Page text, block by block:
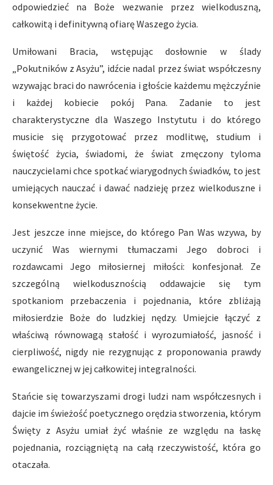
odpowiedzieć na Boże wezwanie przez wielkoduszną,
całkowitą i definitywną ofiarę Waszego życia.
Umiłowani Bracia, wstępując dosłownie w ślady
„Pokutników z Asyżu”, idźcie nadal przez świat współczesny
wzywając braci do nawrócenia i głoście każdemu mężczyźnie
i każdej kobiecie pokój Pana. Zadanie to jest
charakterystyczne dla Waszego Instytutu i do którego
musicie się przygotować przez modlitwę, studium i
świętość życia, świadomi, że świat zmęczony tyloma
nauczycielami chce spotkać wiarygodnych świadków, to jest
umiejących nauczać i dawać nadzieję przez wielkoduszne i
konsekwentne życie.
Jest jeszcze inne miejsce, do którego Pan Was wzywa, by
uczynić Was wiernymi tłumaczami Jego dobroci i
rozdawcami Jego miłosiernej miłości: konfesjonał. Ze
szczególną wielkodusznością oddawajcie się tym
spotkaniom przebaczenia i pojednania, które zbliżają
miłosierdzie Boże do ludzkiej nędzy. Umiejcie łączyć z
właściwą równowagą stałość i wyrozumiałość, jasność i
cierpliwość, nigdy nie rezygnując z proponowania prawdy
ewangelicznej w jej całkowitej integralności.
Stańcie się towarzyszami drogi ludzi nam współczesnych i
dajcie im świeżość poetycznego orędzia stworzenia, którym
Święty z Asyżu umiał żyć właśnie ze względu na łaskę
pojednania, rozciągniętą na całą rzeczywistość, która go
otaczała.